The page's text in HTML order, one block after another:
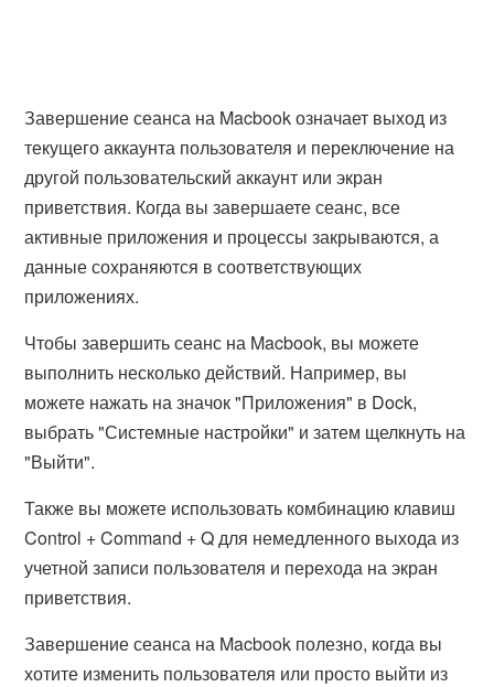
Завершение сеанса на Macbook означает выход из
текущего аккаунта пользователя и переключение на
другой пользовательский аккаунт или экран
приветствия. Когда вы завершаете сеанс, все
активные приложения и процессы закрываются, а
данные сохраняются в соответствующих
приложениях.
Чтобы завершить сеанс на Macbook, вы можете
выполнить несколько действий. Например, вы
можете нажать на значок "Приложения" в Dock,
выбрать "Системные настройки" и затем щелкнуть на
"Выйти".
Также вы можете использовать комбинацию клавиш
Control + Command + Q для немедленного выхода из
учетной записи пользователя и перехода на экран
приветствия.
Завершение сеанса на Macbook полезно, когда вы
хотите изменить пользователя или просто выйти из